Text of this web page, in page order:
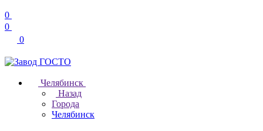
0
0
0
Челябинск
Назад
Города
Челябинск